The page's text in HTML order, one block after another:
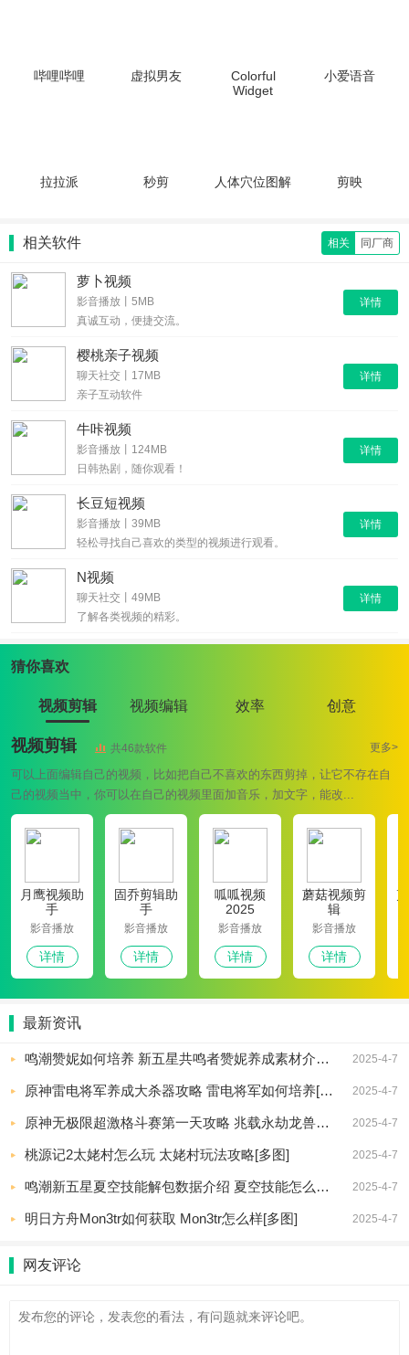
哔哩哔哩 虚拟男友
Colorful
Widget
小爱语音
拉拉派 秒剪 人体穴位图解 剪映
相关软件 相关 同厂商
详情
萝卜视频
影音播放丨5MB
真诚互动，便捷交流。
详情
樱桃亲子视频
聊天社交丨17MB
亲子互动软件
详情
牛咔视频
影音播放丨124MB
日韩热剧，随你观看！
详情
长豆短视频
影音播放丨39MB
轻松寻找自己喜欢的类型的视频进行观看。
详情
N视频
聊天社交丨49MB
了解各类视频的精彩。
猜你喜欢
视频剪辑 视频编辑 效率 创意
视频剪辑 共46款软件 更多>
可以上面编辑自己的视频，比如把自己不喜欢的东西剪掉，让它不存在自
己的视频当中，你可以在自己的视频里面加音乐，加文字，能改...
月鹰视频助
手
影音播放
详情
固乔剪辑助
手
影音播放
详情
呱呱视频
2025
影音播放
详情
蘑菇视频剪
辑
影音播放
详情
最新资讯
鸣潮赞妮如何培养 新五星共鸣者赞妮养成素材介绍[多图] 2025-4-7
原神雷电将军养成大杀器攻略 雷电将军如何培养[多图] 2025-4-7
原神无极限超激格斗赛第一天攻略 兆载永劫龙兽怎么打[多图] 2025-4-7
桃源记2太姥村怎么玩 太姥村玩法攻略[多图] 2025-4-7
鸣潮新五星夏空技能解包数据介绍 夏空技能怎么样[多图] 2025-4-7
明日方舟Mon3tr如何获取 Mon3tr怎么样[多图] 2025-4-7
网友评论